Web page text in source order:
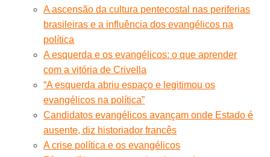
A ascensão da cultura pentecostal nas periferias
brasileiras e a influência dos evangélicos na
política
A esquerda e os evangélicos: o que aprender
com a vitória de Crivella
“A esquerda abriu espaço e legitimou os
evangélicos na política”
Candidatos evangélicos avançam onde Estado é
ausente, diz historiador francês
A crise política e os evangélicos